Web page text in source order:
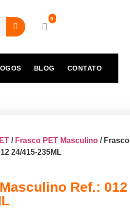
BLOG CONTATO
/ Frasco PET Masculino/ Frasco
24/415-235ML
Ref.: 012